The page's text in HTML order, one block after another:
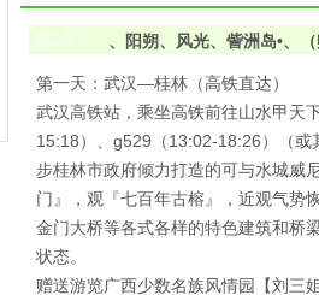
第1天 、阳朔、风光、訾洲岛•、
第一天：武汉—桂林（高铁直达）
武汉高铁站，乘坐高铁前往山水甲天
15:18）、g529（13:02-18:26）（或
步桂林市政府倾力打造的可与水城威
门』，观『七百年古榕』，近观气势
金门大桥等各式各样的特色建筑和桥
状态。
赠送游览广西少数名族风情园【刘三